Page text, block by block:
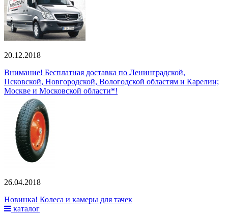
20.12.2018
Внимание! Бесплатная доставка по Ленинградской,
Псковской, Новгородской, Вологодской областям и Карелии;
Москве и Московской области*!
26.04.2018
Новинка! Колеса и камеры для тачек
каталог